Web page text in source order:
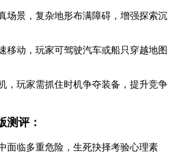
场景，复杂地形布满障碍，增强探索沉
移动，玩家可驾驶汽车或船只穿越地图
，玩家需抓住时机争夺装备，提升竞争
测评：
面临多重危险，生死抉择考验心理素